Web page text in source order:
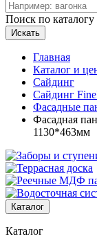
Поиск по каталогу
Искать
Главная
Каталог и
Сайдинг
Сайдинг
Фасадные
Фасадная
1130*463мм
Каталог
Каталог